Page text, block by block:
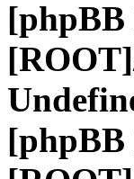
[phpBB
[phpBB